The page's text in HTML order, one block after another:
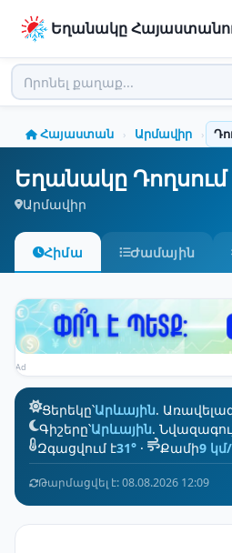
Եղանակը
Հայաստան › Արմավիր ›
Եղանակը Դողսում
Արմավիր
Հիմա Ժամային
Ad
Ցերեկը՝Արևային.
Գիշերը՝Արևային.
Զգացվում է31° · Քամի9
Թարմացվել է: 08.08.2026 12:09